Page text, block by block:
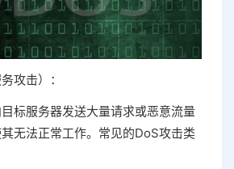
攻击）：
标服务器发送大量请求或恶意流量
无法正常工作。常见的DoS攻击类